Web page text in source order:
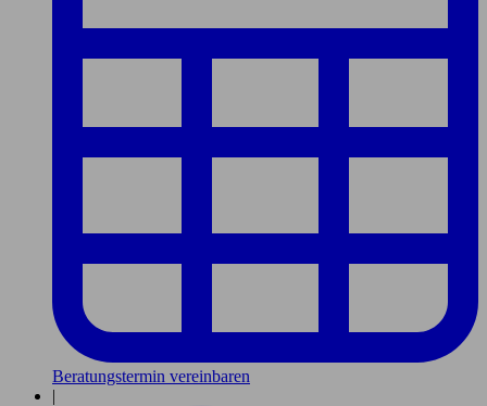
Beratungstermin vereinbaren
|